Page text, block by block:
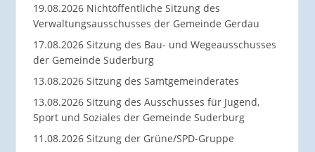
19.08.2026 Nichtöffentliche Sitzung des
Verwaltungsausschusses der Gemeinde Gerdau
17.08.2026 Sitzung des Bau- und Wegeausschusses
der Gemeinde Suderburg
13.08.2026 Sitzung des Samtgemeinderates
13.08.2026 Sitzung des Ausschusses für Jugend,
Sport und Soziales der Gemeinde Suderburg
11.08.2026 Sitzung der Grüne/SPD-Gruppe